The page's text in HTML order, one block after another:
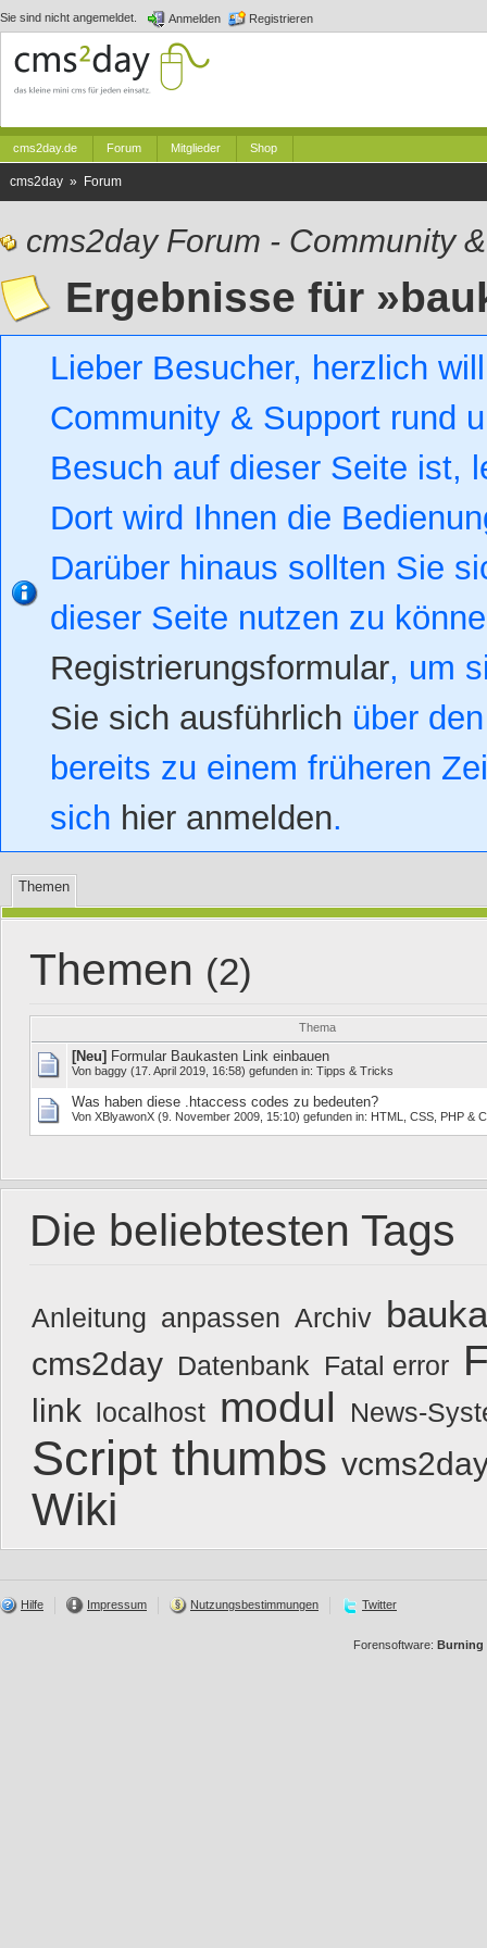
Sie sind nicht angemeldet. Anmelden Registrieren
cms2day.de Forum Mitglieder Shop
cms2day » Forum
cms2day Forum - Community
Ergebnisse für
Lieber Besucher, herzlich
Community & Support rund
Besuch auf dieser Seite ist,
Dort wird Ihnen die
Darüber hinaus sollten Sie
dieser Seite nutzen zu
Registrierungsformular, um
Sie sich ausführlich über
bereits zu einem früheren
sich hier anmelden.
Themen
Themen (2)
Thema
[Neu] Formular Baukasten Link einbauen
Von baggy (17. April 2019, 16:58) gefunden in: Tipps & Tricks
Was haben diese .htaccess codes zu bedeuten?
Von XBlyawonX (9. November 2009, 15:10) gefunden in: HTML, CSS, PHP &
Die beliebtesten Tags
Anleitung anpassen Archiv
cms2day Datenbank Fatal error
link localhost modul News-
Script thumbs
Wiki
Hilfe Impressum Nutzungsbestimmungen Twitter
Forensoftware: Burning